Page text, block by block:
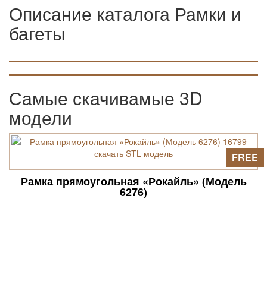
Описание каталога Рамки и
багеты
Самые скачивамые 3D
модели
Рамка прямоугольная «Рокайль» (Модель
6276)
FREE